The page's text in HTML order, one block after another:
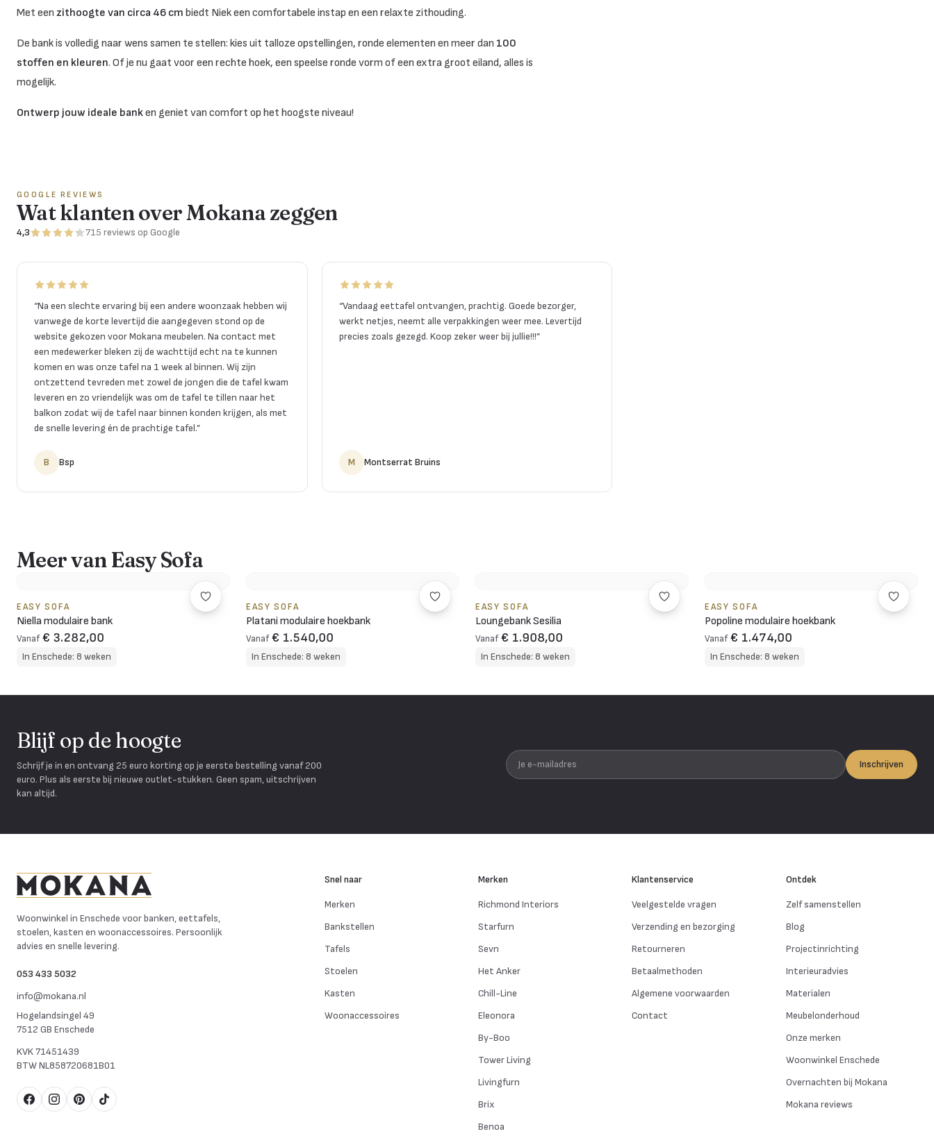
Met een zithoogte van circa 46 cm biedt Niek een comfortabele instap en een relaxte zithouding.
De bank is volledig naar wens samen te stellen: kies uit talloze opstellingen, ronde elementen en meer dan 100
stoffen en kleuren. Of je nu gaat voor een rechte hoek, een speelse ronde vorm of een extra groot eiland, alles is
mogelijk.
Ontwerp jouw ideale banken geniet van comfort op het hoogste niveau!
GOOGLE REVIEWS
Wat klanten over Mokana zeggen
4,3 715 reviews op Google
“Na een slechte ervaring bij een andere woonzaak hebben wij
vanwege de korte levertijd die aangegeven stond op de
website gekozen voor Mokana meubelen. Na contact met
een medewerker bleken zij de wachttijd echt na te kunnen
komen en was onze tafel na 1 week al binnen. Wij zijn
ontzettend tevreden met zowel de jongen die de tafel kwam
leveren en zo vriendelijk was om de tafel te tillen naar het
balkon zodat wij de tafel naar binnen konden krijgen, als met
de snelle levering én de prachtige tafel.”
B Bsp
“Vandaag eettafel ontvangen, prachtig. Goede bezorger,
werkt netjes, neemt alle verpakkingen weer mee. Levertijd
precies zoals gezegd. Koop zeker weer bij jullie!!!”
M Montserrat Bruins
Meer van Easy Sofa
EASY SOFA
Niella modulaire bank
Vanaf € 3.282,00
In Enschede: 8 weken
EASY SOFA
Platani modulaire hoekbank
Vanaf € 1.540,00
In Enschede: 8 weken
EASY SOFA
Loungebank Sesilia
Vanaf € 1.908,00
In Enschede: 8 weken
EASY SOFA
Popoline modulaire hoekbank
Vanaf € 1.474,00
In Enschede: 8 weken
Blijf op de hoogte
Schrijf je in en ontvang 25 euro korting op je eerste bestelling vanaf 200
euro. Plus als eerste bij nieuwe outlet-stukken. Geen spam, uitschrijven
kan altijd.
Je e-mailadres
Inschrijven
Woonwinkel in Enschede voor banken, eettafels,
stoelen, kasten en woonaccessoires. Persoonlijk
advies en snelle levering.
053 433 5032
info@mokana.nl
Hogelandsingel 49
7512 GB Enschede
KVK71451439
BTWNL858720681B01
FacebookInstagram
Pinterest
TikTok
Snel naar
Merken
Bankstellen
Tafels
Stoelen
Kasten
Woonaccessoires
Merken
Richmond Interiors
Starfurn
Sevn
Het Anker
Chill-Line
Eleonora
By-Boo
Tower Living
Livingfurn
Brix
Benoa
Klantenservice
Veelgestelde vragen
Verzending en bezorging
Retourneren
Betaalmethoden
Algemene voorwaarden
Contact
Ontdek
Zelf samenstellen
Blog
Projectinrichting
Interieuradvies
Materialen
Meubelonderhoud
Onze merken
Woonwinkel Enschede
Overnachten bij Mokana
Mokana reviews